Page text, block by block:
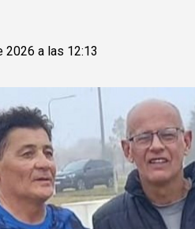
2026 a las 12:13